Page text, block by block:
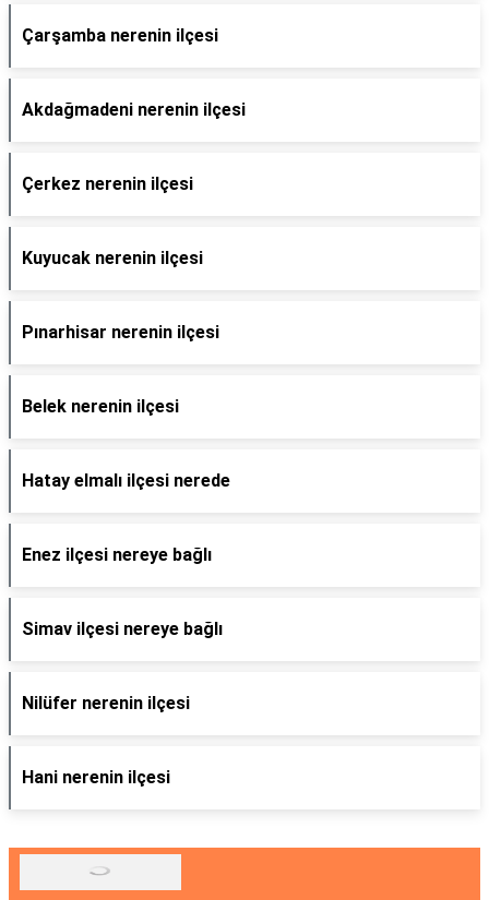
Çarşamba nerenin ilçesi
Akdağmadeni nerenin ilçesi
Çerkez nerenin ilçesi
Kuyucak nerenin ilçesi
Pınarhisar nerenin ilçesi
Belek nerenin ilçesi
Hatay elmalı ilçesi nerede
Enez ilçesi nereye bağlı
Simav ilçesi nereye bağlı
Nilüfer nerenin ilçesi
Hani nerenin ilçesi